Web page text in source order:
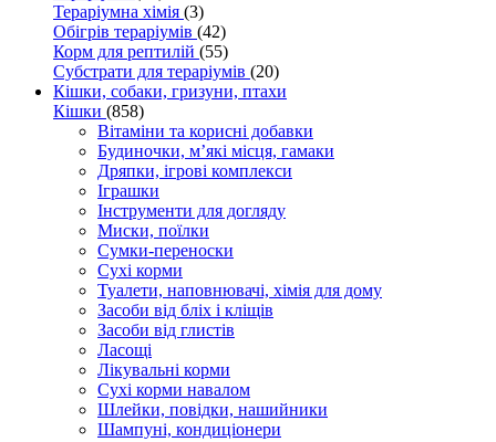
Тераріумна хімія (3)
Обігрів тераріумів (42)
Корм для рептилій (55)
Субстрати для тераріумів (20)
Кішки, собаки, гризуни, птахи
Кішки (858)
Вітаміни та корисні добавки
Будиночки, м’які місця, гамаки
Дряпки, ігрові комплекси
Іграшки
Інструменти для догляду
Миски, поїлки
Сумки-переноски
Сухі корми
Туалети, наповнювачі, хімія для дому
Засоби від бліх і кліщів
Засоби від глистів
Ласощі
Лікувальні корми
Сухі корми навалом
Шлейки, повідки, нашийники
Шампуні, кондиціонери